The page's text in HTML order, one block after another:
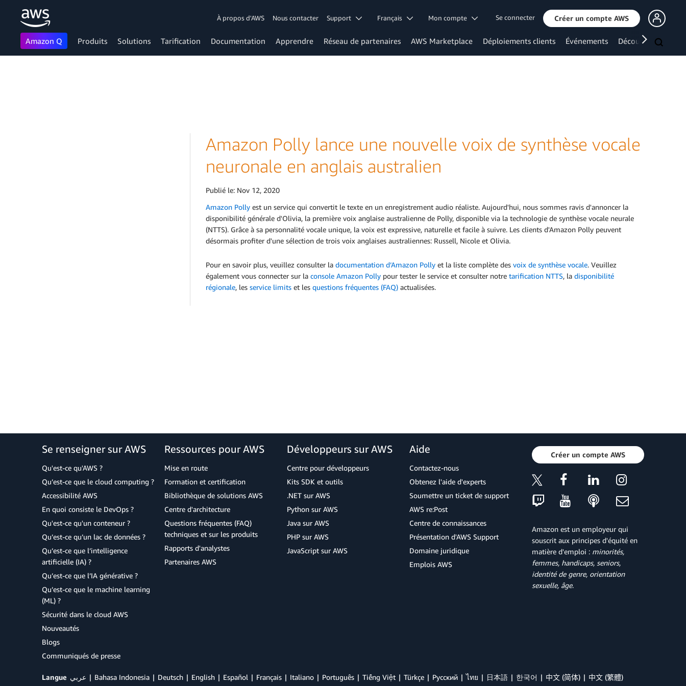
À propos d'AWS Nous contacter Support Français Mon compte Se connecter Créer un compte AWS
Amazon Q Produits Solutions Tarification Documentation Apprendre Réseau de partenaires AWS Marketplace Déploiements clients Événements Découvrir
Amazon Polly lance une nouvelle voix de synthèse vocale
neuronale en anglais australien
Publié le: Nov 12, 2020
Amazon Polly est un service qui convertit le texte en un enregistrement audio réaliste. Aujourd'hui, nous sommes ravis d'annoncer la
disponibilité générale d'Olivia, la première voix anglaise australienne de Polly, disponible via la technologie de synthèse vocale neurale
(NTTS). Grâce à sa personnalité vocale unique, la voix est expressive, naturelle et facile à suivre. Les clients d'Amazon Polly peuvent
désormais profiter d'une sélection de trois voix anglaises australiennes: Russell, Nicole et Olivia.
Pour en savoir plus, veuillez consulter la documentation d’Amazon Polly et la liste complète des voix de synthèse vocale. Veuillez
également vous connecter sur la console Amazon Polly pour tester le service et consulter notre tarification NTTS, la disponibilité
régionale, les service limits et les questions fréquentes (FAQ) actualisées.
Se renseigner sur AWS
Qu'est-ce qu'AWS ?
Qu’est-ce que le cloud computing ?
Accessibilité AWS
En quoi consiste le DevOps ?
Qu'est-ce qu'un conteneur ?
Qu’est-ce qu’un lac de données ?
Qu’est-ce que l’intelligence
artificielle (IA) ?
Qu’est-ce que l’IA générative ?
Qu’est-ce que le machine learning
(ML) ?
Sécurité dans le cloud AWS
Nouveautés
Blogs
Communiqués de presse
Ressources pour AWS
Mise en route
Formation et certification
Bibliothèque de solutions AWS
Centre d'architecture
Questions fréquentes (FAQ)
techniques et sur les produits
Rapports d'analystes
Partenaires AWS
Développeurs sur AWS
Centre pour développeurs
Kits SDK et outils
.NET sur AWS
Python sur AWS
Java sur AWS
PHP sur AWS
JavaScript sur AWS
Aide
Contactez-nous
Obtenez l'aide d'experts
Soumettre un ticket de support
AWS re:Post
Centre de connaissances
Présentation d'AWS Support
Domaine juridique
Emplois AWS
Créer un compte AWS
Amazon est un employeur qui
souscrit aux principes d'équité en
matière d'emploi : minorités,
femmes, handicaps, seniors,
identité de genre, orientation
sexuelle, âge.
Langue عربي Bahasa Indonesia Deutsch English Español Français Italiano Português Tiếng Việt Türkçe Ρусский ไทย 日本語 한국어 中文 (简体) 中文 (繁體)